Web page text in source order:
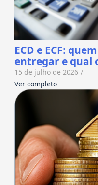
ECD e ECF:
entregar e qual
15 de julho de 2026 /
Ver completo